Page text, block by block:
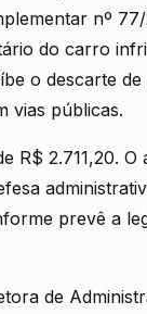
nº
do carro
o descarte de
vias públicas.
R$ 2.711,20. O
prevê a
de